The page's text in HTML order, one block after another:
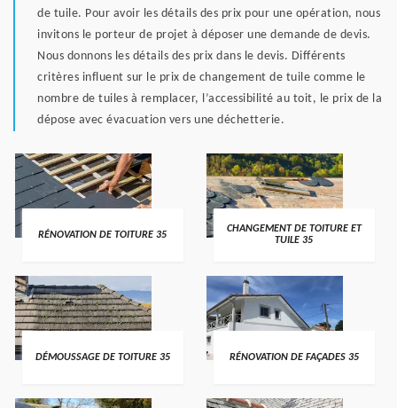
de tuile. Pour avoir les détails des prix pour une opération, nous
invitons le porteur de projet à déposer une demande de devis.
Nous donnons les détails des prix dans le devis. Différents
critères influent sur le prix de changement de tuile comme le
nombre de tuiles à remplacer, l’accessibilité au toit, le prix de la
dépose avec évacuation vers une déchetterie.
RÉNOVATION DE TOITURE 35
CHANGEMENT DE TOITURE ET
TUILE 35
DÉMOUSSAGE DE TOITURE 35 RÉNOVATION DE FAÇADES 35